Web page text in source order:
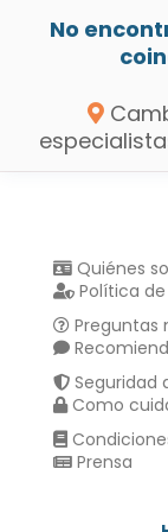
No
Quiénes
Política
Preguntas
Seguridad
Como
Prensa